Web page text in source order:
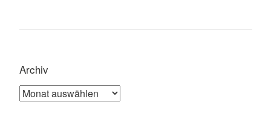
Archiv
Archiv